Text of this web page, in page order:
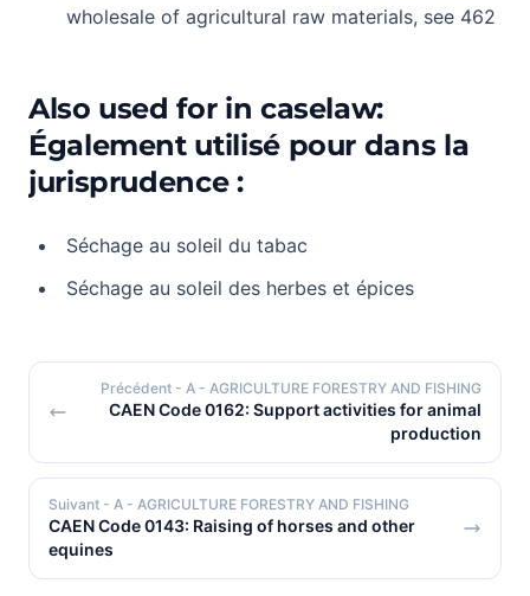
wholesale of agricultural raw materials, see 462
Also used for in caselaw:
Également utilisé pour dans la
jurisprudence :
Séchage au soleil du tabac
Séchage au soleil des herbes et épices
Précédent - A - AGRICULTURE FORESTRY AND FISHING
CAEN Code 0162: Support activities for animal
production
Suivant - A - AGRICULTURE FORESTRY AND FISHING
CAEN Code 0143: Raising of horses and other
equines